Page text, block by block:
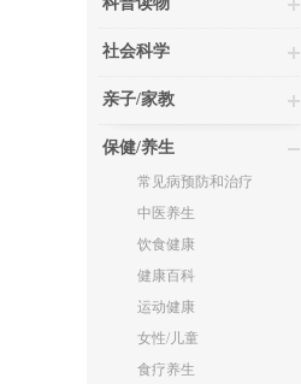
社会科学
亲子/家教
保健/养生
常见病预防和治疗
中医养生
饮食健康
健康百科
运动健康
女性/儿童
食疗养生